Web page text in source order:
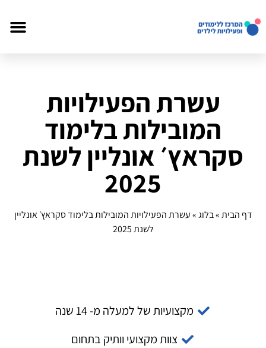
עשרת הפעילויות
המובילות בלימוד
סקראץ׳ אונליין לשנת
2025
דף הבית»בלוג»עשרת הפעילויות המובילות בלימוד סקראץ׳ אונליין
לשנת 2025
מקצועיות של למעלה מ- 14 שנה
צוות מקצועי וותיק בתחום